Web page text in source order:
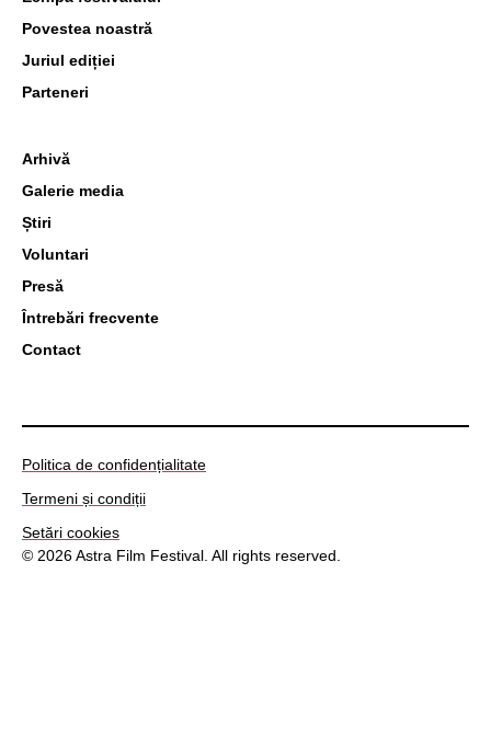
Arhivă
Galerie media
Știri
Voluntari
Presă
Întrebări frecvente
Contact
Povestea noastră
Juriul ediției
Parteneri
Politica de confidențialitate
Termeni și condiții
Setări cookies
© 2026 Astra Film Festival. All rights reserved.